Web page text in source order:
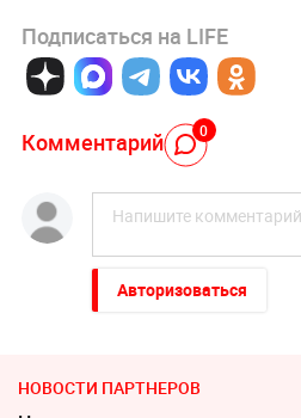
Подписаться на LIFE
Комментарий 0
Авторизоваться
НОВОСТИ ПАРТНЕРОВ